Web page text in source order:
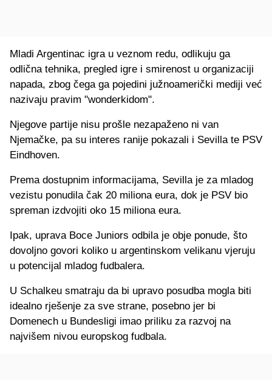
Mladi Argentinac igra u veznom redu, odlikuju ga
odlična tehnika, pregled igre i smirenost u organizaciji
napada, zbog čega ga pojedini južnoamerički mediji već
nazivaju pravim "wonderkidom".
Njegove partije nisu prošle nezapaženo ni van
Njemačke, pa su interes ranije pokazali i Sevilla te PSV
Eindhoven.
Prema dostupnim informacijama, Sevilla je za mladog
vezistu ponudila čak 20 miliona eura, dok je PSV bio
spreman izdvojiti oko 15 miliona eura.
Ipak, uprava Boce Juniors odbila je obje ponude, što
dovoljno govori koliko u argentinskom velikanu vjeruju
u potencijal mladog fudbalera.
U Schalkeu smatraju da bi upravo posudba mogla biti
idealno rješenje za sve strane, posebno jer bi
Domenech u Bundesligi imao priliku za razvoj na
najvišem nivou europskog fudbala.